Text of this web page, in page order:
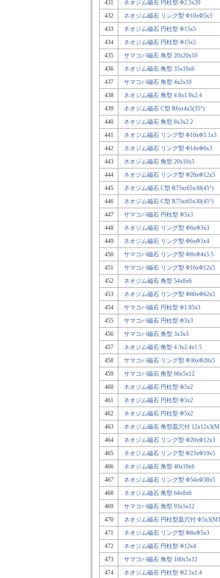
431
ネオジム磁石 円柱型 Φ2.5x20
432
ネオジム磁石 リング型 Φ10xΦ5x3
433
ネオジム磁石 円柱型 Φ15x5
434
ネオジム磁石 円柱型 Φ15x5
435
サマコバ磁石 角型 20x20x10
436
ネオジム磁石 角型 35x10x6
437
サマコバ磁石 角型 4x2x10
438
ネオジム磁石 角型 4.8x1.9x2.4
439
ネオジム磁石 C型 R6xr4x5(35°)
440
ネオジム磁石 角型 8x3x2.2
441
ネオジム磁石 リング型 Φ10xΦ5.1x3
442
ネオジム磁石 リング型 Φ14xΦ6x3
443
ネオジム磁石 角型 20x10x5
444
ネオジム磁石 リング型 Φ28xΦ12x5
445
ネオジム磁石 C型 R75xr65x30(45°)
446
ネオジム磁石 C型 R75xr65x30(45°)
447
サマコバ磁石 円柱型 Φ5x3
448
ネオジム磁石 リング型 Φ6xΦ3x3
449
ネオジム磁石 リング型 Φ6xΦ3x4
450
サマコバ磁石 リング型 Φ8xΦ4x5.5
451
サマコバ磁石 リング型 Φ16xΦ12x5
452
ネオジム磁石 角型 54x8x6
453
ネオジム磁石 リング型 Φ80xΦ62x5
454
サマコバ磁石 円柱型 Φ1.85x3
455
サマコバ磁石 円柱型 Φ3x3
456
サマコバ磁石 角型 3x3x3
457
ネオジム磁石 角型 4.3x2.4x1.5
458
サマコバ磁石 リング型 Φ36xΦ28x5
459
サマコバ磁石 角型 66x5x12
460
ネオジム磁石 円柱型 Φ5x2
461
ネオジム磁石 円柱型 Φ5x2
462
ネオジム磁石 円柱型 Φ5x2
463
ネオジム磁石 角型皿穴付
464
ネオジム磁石 リング型 Φ20xΦ12x3
465
ネオジム磁石 リング型 Φ23xΦ19x5
466
ネオジム磁石 角型 40x10x6
467
ネオジム磁石 リング型 Φ54xΦ38x5
468
ネオジム磁石 角型 64x8x6
469
サマコバ磁石 角型 93x5x12
470
ネオジム磁石 円柱型皿穴付
471
ネオジム磁石 リング型 Φ8xΦ5x3
472
ネオジム磁石 円柱型 Φ12x4
473
サマコバ磁石 角型 100x5x12
474
ネオジム磁石 円柱型 Φ2.5x1.4